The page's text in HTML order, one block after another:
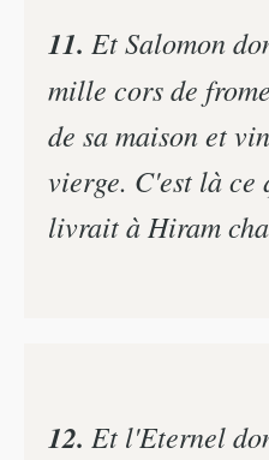
11. Et Salomon
mille cors de
de sa maison et
vierge. C'est là ce
livrait à Hiram
12. Et l'Eternel